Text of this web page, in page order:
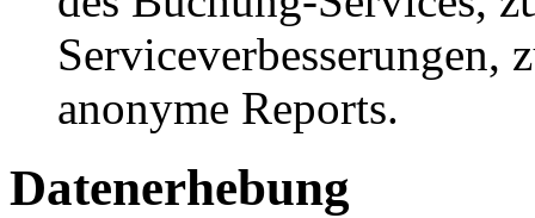
Serviceverbesserungen,
anonyme Reports.
Datenerhebung